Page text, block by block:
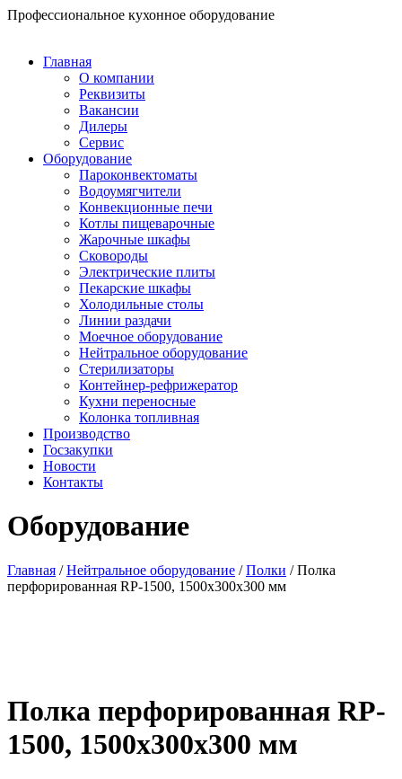
Перейти
Профессиональное кухонное оборудование
Главная
О компании
Реквизиты
Вакансии
Дилеры
Сервис
Оборудование
Пароконвектоматы
Водоумягчители
Конвекционные печи
Котлы пищеварочные
Жарочные шкафы
Сковороды
Электрические плиты
Пекарские шкафы
Холодильные столы
Линии раздачи
Моечное оборудование
Нейтральное оборудование
Стерилизаторы
Контейнер-рефрижератор
Кухни переносные
Колонка топливная
Производство
Госзакупки
Новости
Контакты
Оборудование
Главная /Нейтральное оборудование /Полки / Полка
перфорированная RP-1500, 1500х300х300 мм
Полка перфорированная RP-
1500, 1500х300х300 мм